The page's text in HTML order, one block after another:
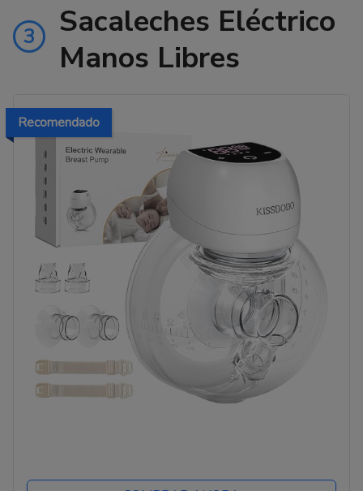
3
Sacaleches Eléctrico
Manos Libres
Recomendado